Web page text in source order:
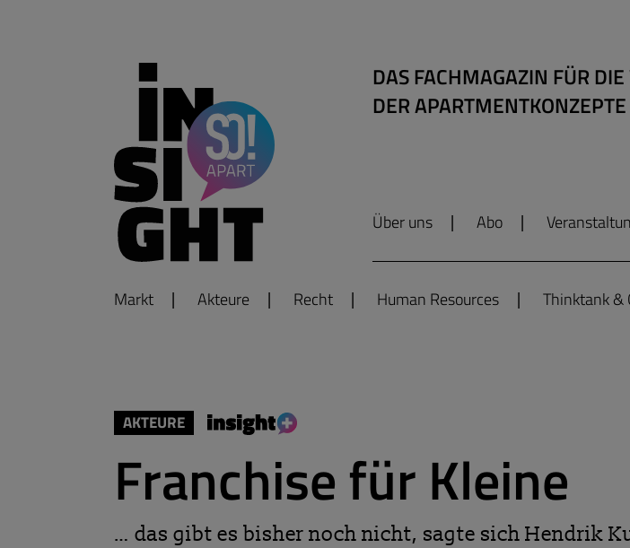
DAS FACHMAGAZIN FÜR
DER APARTMENTKONZEPTE
Über uns Abo
Markt Akteure Recht Human Resources Thinktank &
AKTEURE
Franchise für Kleine
… das gibt es bisher noch nicht, sagte sich Hendrik